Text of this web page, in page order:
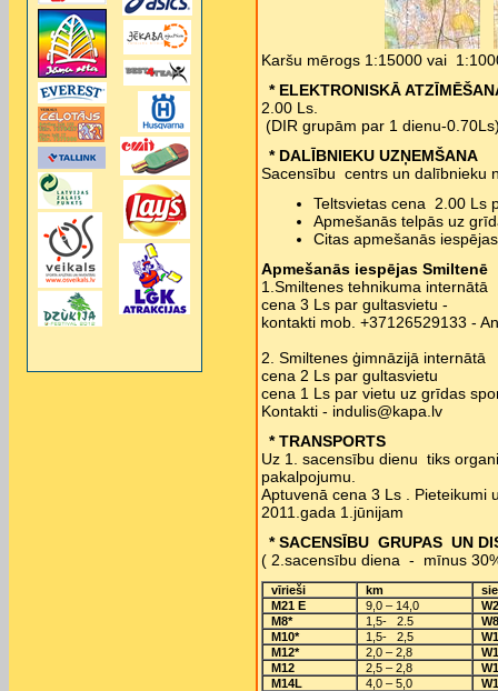
Karšu mērogs 1:15000 vai
* ELEKTRONISKĀ
2.00 Ls.
(DIR grupām par 1 dienu-
* DALĪBNIEKU UZŅEMŠANA
Sacensību centrs un dalībnieku
Teltsvietas cena 2.00 Ls
Apmešanās telpās uz
Citas apmešanās
Apmešanās iespējas Smiltenē
1.Smiltenes tehnikuma internātā
cena 3 Ls par gultasvietu -
kontakti mob. +37126529133 -
2. Smiltenes ģimnāzijā internātā
cena 2 Ls par gultasvietu
cena 1 Ls par vietu uz grīdas
Kontakti - indulis@kapa.lv
* TRANSPORTS
Uz 1. sacensību dienu tiks
pakalpojumu.
Aptuvenā cena 3 Ls . Pieteikumi
2011.gada 1.jūnijam
* SACENSĪBU GRUPAS UN
( 2.sacensību diena - mīnus
vīrieši km
M21 E
9,0 – 14,0
M8*
1,5- 2.5
M10*
1,5- 2,5
M12*
2,0 – 2,8
M12
2,5 – 2,8
M14L
4,0 – 5,0